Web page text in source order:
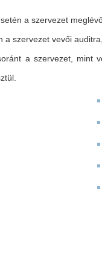
a szervezet
a szervezet vevői
a szervezet, mint